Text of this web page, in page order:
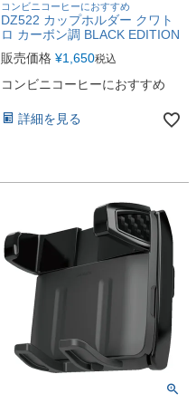
コンビニコーヒーにおすすめ
DZ522 カップホルダー クワト
ロ カーボン調 BLACK EDITION
販売価格 ¥1,650税込
コンビニコーヒーにおすすめ
詳細を見る